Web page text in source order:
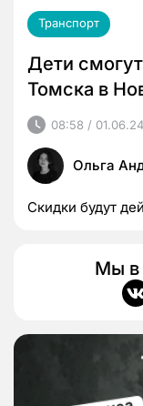
Транспорт
Дети
Томска в
08:58 / 01.06.24
Ольга
Скидки будут
Мы в